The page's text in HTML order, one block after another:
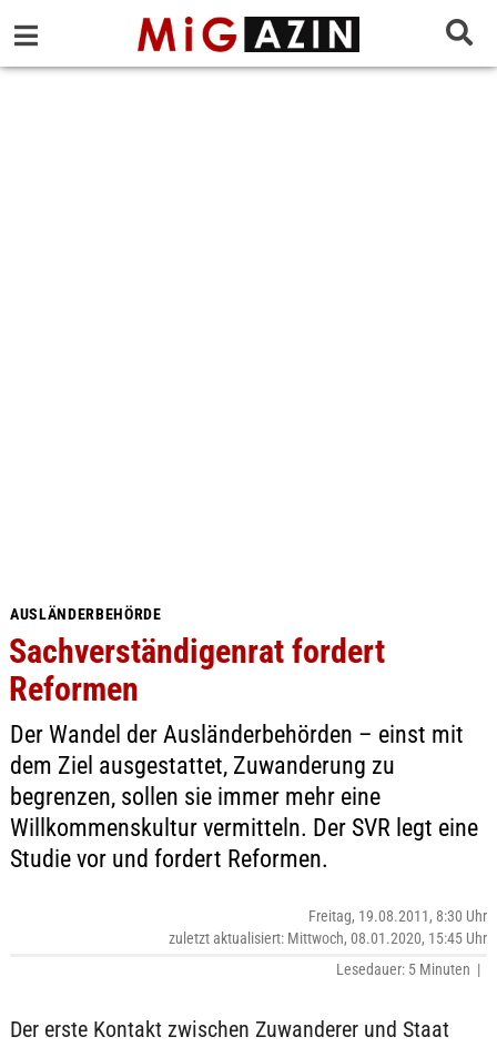
AUSLÄNDERBEHÖRDE
Sachverständigenrat fordert
Reformen
Der Wandel der Ausländerbehörden – einst mit
dem Ziel ausgestattet, Zuwanderung zu
begrenzen, sollen sie immer mehr eine
Willkommenskultur vermitteln. Der SVR legt eine
Studie vor und fordert Reformen.
Freitag, 19.08.2011, 8:30 Uhr
zuletzt aktualisiert: Mittwoch, 08.01.2020, 15:45 Uhr
Lesedauer: 5 Minuten |
Der erste Kontakt zwischen Zuwanderer und Staat